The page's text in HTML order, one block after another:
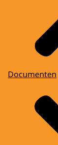
Documenten